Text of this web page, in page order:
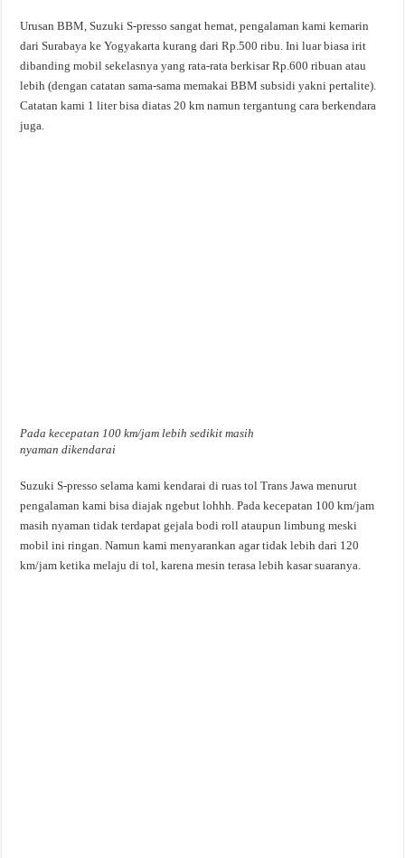
Urusan BBM, Suzuki S-presso sangat hemat, pengalaman kami kemarin
dari Surabaya ke Yogyakarta kurang dari Rp.500 ribu. Ini luar biasa irit
dibanding mobil sekelasnya yang rata-rata berkisar Rp.600 ribuan atau
lebih (dengan catatan sama-sama memakai BBM subsidi yakni pertalite).
Catatan kami 1 liter bisa diatas 20 km namun tergantung cara berkendara
juga.
Pada kecepatan 100 km/jam lebih sedikit masih
nyaman dikendarai
Suzuki S-presso selama kami kendarai di ruas tol Trans Jawa menurut
pengalaman kami bisa diajak ngebut lohhh. Pada kecepatan 100 km/jam
masih nyaman tidak terdapat gejala bodi roll ataupun limbung meski
mobil ini ringan. Namun kami menyarankan agar tidak lebih dari 120
km/jam ketika melaju di tol, karena mesin terasa lebih kasar suaranya.